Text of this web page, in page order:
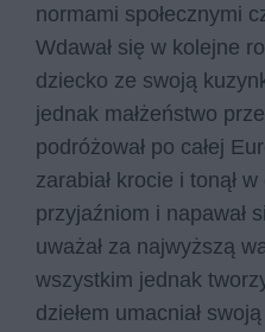
normami społecznymi
Wdawał się w kolejne
dziecko ze swoją
jednak małżeństwo
podróżował po całej
zarabiał krocie i tonął
przyjaźniom i napawał
uważał za najwyższą
wszystkim jednak
dziełem umacniał